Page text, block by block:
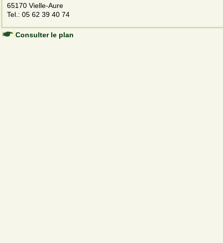
65170 Vielle-Aure
Tel.: 05 62 39 40 74
Consulter le plan